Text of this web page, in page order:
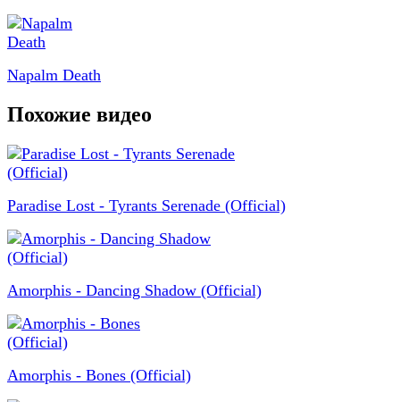
Napalm Death
Похожие видео
Paradise Lost - Tyrants Serenade (Official)
Amorphis - Dancing Shadow (Official)
Amorphis - Bones (Official)